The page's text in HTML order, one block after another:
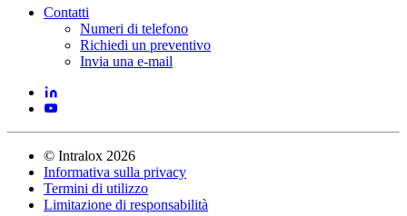
Contatti
Numeri di telefono
Richiedi un preventivo
Invia una e-mail
© Intralox 2026
Informativa sulla privacy
Termini di utilizzo
Limitazione di responsabilità